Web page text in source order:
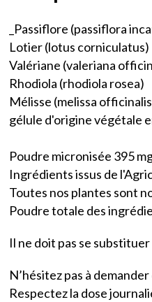
_Passiflore (passiflora
Lotier (lotus corniculatus)
Valériane (valeriana
Rhodiola (rhodiola rosea)
Mélisse (melissa
gélule d'origine végétale
Poudre micronisée 395
Ingrédients issus de
Toutes nos plantes sont
Poudre totale des
Il ne doit pas se
N’hésitez pas à
Respectez la dose